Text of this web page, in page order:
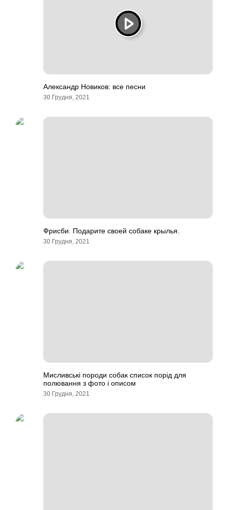
Александр Новиков: все песни
30 Грудня, 2021
Фрисби. Подарите своей собаке крылья.
30 Грудня, 2021
Мисливські породи собак список порід для
полювання з фото і описом
30 Грудня, 2021